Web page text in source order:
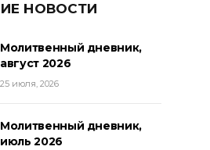
НОВОСТИ
Молитвенный дневник,
август 2026
25 июля, 2026
Молитвенный дневник,
июль 2026